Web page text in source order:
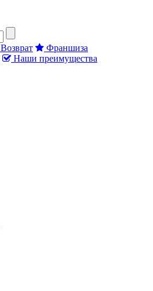
Возврат
Франшиза
Наши преимущества